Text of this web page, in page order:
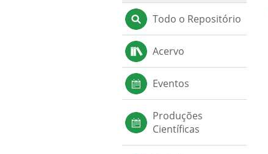
Todo o Repositório
Acervo
Eventos
Produções
Científicas